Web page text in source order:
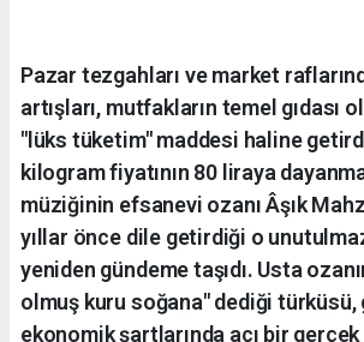
Pazar tezgahları ve market
artışları, mutfakların temel gıdası
"lüks tüketim" maddesi haline
kilogram fiyatının 80 liraya
müziğinin efsanevi ozanı Âşık
yıllar önce dile getirdiği o
yeniden gündeme taşıdı. Usta
olmuş kuru soğana" dediği türküsü,
ekonomik şartlarında acı bir